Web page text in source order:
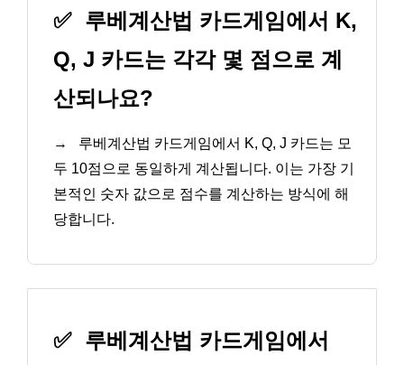
✅ 루베계산법 카드게임에서 K,
Q, J 카드는 각각 몇 점으로 계
산되나요?
→
루베계산법 카드게임에서 K, Q, J 카드는 모
두 10점으로 동일하게 계산됩니다. 이는 가장 기
본적인 숫자 값으로 점수를 계산하는 방식에 해
당합니다.
✅ 루베계산법 카드게임에서